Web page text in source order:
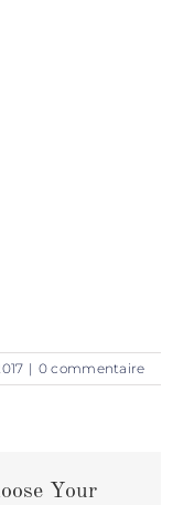
| 0 commentaire
Your